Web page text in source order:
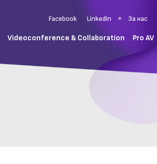
Facebook LinkedIn За нас
Videoconference & Collaboration Pro AV